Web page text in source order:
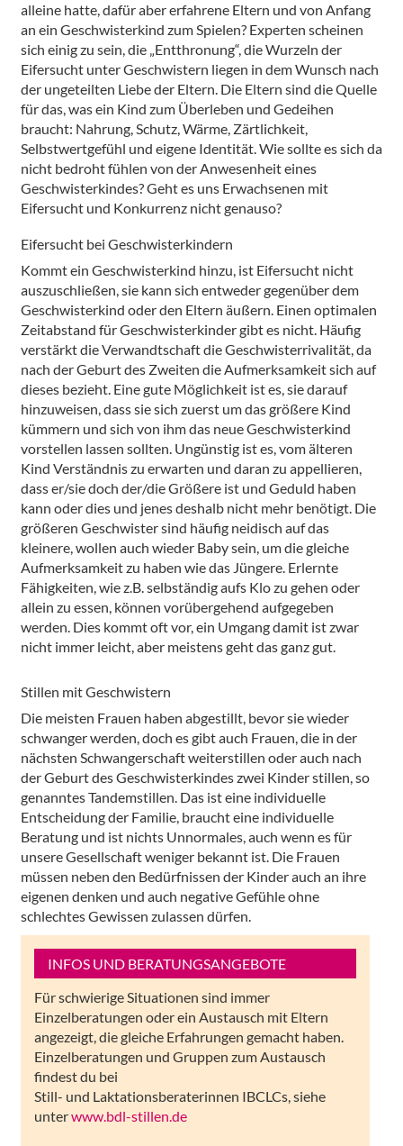
alleine hatte, dafür aber erfahrene Eltern und von Anfang
an ein Geschwisterkind zum Spielen? Experten scheinen
sich einig zu sein, die „Entthronung“, die Wurzeln der
Eifersucht unter Geschwistern liegen in dem Wunsch nach
der ungeteilten Liebe der Eltern. Die Eltern sind die Quelle
für das, was ein Kind zum Überleben und Gedeihen
braucht: Nahrung, Schutz, Wärme, Zärtlichkeit,
Selbstwertgefühl und eigene Identität. Wie sollte es sich da
nicht bedroht fühlen von der Anwesenheit eines
Geschwisterkindes? Geht es uns Erwachsenen mit
Eifersucht und Konkurrenz nicht genauso?
Eifersucht bei Geschwisterkindern
Kommt ein Geschwisterkind hinzu, ist Eifersucht nicht
auszuschließen, sie kann sich entweder gegenüber dem
Geschwisterkind oder den Eltern äußern. Einen optimalen
Zeitabstand für Geschwisterkinder gibt es nicht. Häufig
verstärkt die Verwandtschaft die Geschwisterrivalität, da
nach der Geburt des Zweiten die Aufmerksamkeit sich auf
dieses bezieht. Eine gute Möglichkeit ist es, sie darauf
hinzuweisen, dass sie sich zuerst um das größere Kind
kümmern und sich von ihm das neue Geschwisterkind
vorstellen lassen sollten. Ungünstig ist es, vom älteren
Kind Verständnis zu erwarten und daran zu appellieren,
dass er/sie doch der/die Größere ist und Geduld haben
kann oder dies und jenes deshalb nicht mehr benötigt. Die
größeren Geschwister sind häufig neidisch auf das
kleinere, wollen auch wieder Baby sein, um die gleiche
Aufmerksamkeit zu haben wie das Jüngere. Erlernte
Fähigkeiten, wie z.B. selbständig aufs Klo zu gehen oder
allein zu essen, können vorübergehend aufgegeben
werden. Dies kommt oft vor, ein Umgang damit ist zwar
nicht immer leicht, aber meistens geht das ganz gut.
Stillen mit Geschwistern
Die meisten Frauen haben abgestillt, bevor sie wieder
schwanger werden, doch es gibt auch Frauen, die in der
nächsten Schwangerschaft weiterstillen oder auch nach
der Geburt des Geschwisterkindes zwei Kinder stillen, so
genanntes Tandemstillen. Das ist eine individuelle
Entscheidung der Familie, braucht eine individuelle
Beratung und ist nichts Unnormales, auch wenn es für
unsere Gesellschaft weniger bekannt ist. Die Frauen
müssen neben den Bedürfnissen der Kinder auch an ihre
eigenen denken und auch negative Gefühle ohne
schlechtes Gewissen zulassen dürfen.
INFOS UND BERATUNGSANGEBOTE
Für schwierige Situationen sind immer
Einzelberatungen oder ein Austausch mit Eltern
angezeigt, die gleiche Erfahrungen gemacht haben.
Einzelberatungen und Gruppen zum Austausch
findest du bei
Still- und Laktationsberaterinnen IBCLCs, siehe
unterwww.bdl-stillen.de